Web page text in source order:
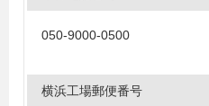
050-9000-0500
横浜工場郵便番号